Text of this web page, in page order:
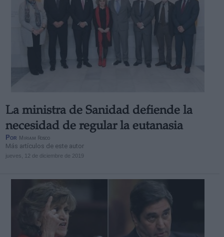
La ministra de Sanidad defiende la
necesidad de regular la eutanasia
Por Miriam Rosco
Más artículos de este autor
jueves, 12 de diciembre de 2019